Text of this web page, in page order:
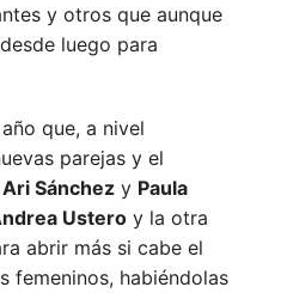
y otros que aunque
luego para
que, a nivel
parejas y el
Ari Sánchez y Paula
Ustero y la otra
abrir más si cabe el
femeninos, habiéndolas